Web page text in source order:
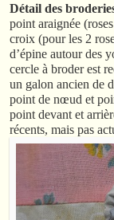
Détail des
point araignée
croix (pour les 2
d’épine autour des
cercle à broder est
un galon ancien de
point de nœud et
point devant et
récents, mais pas